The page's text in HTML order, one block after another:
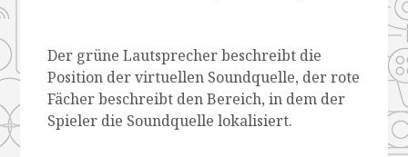
Der grüne Lautsprecher beschreibt die
Position der virtuellen Soundquelle, der rote
Fächer beschreibt den Bereich, in dem der
Spieler die Soundquelle lokalisiert.